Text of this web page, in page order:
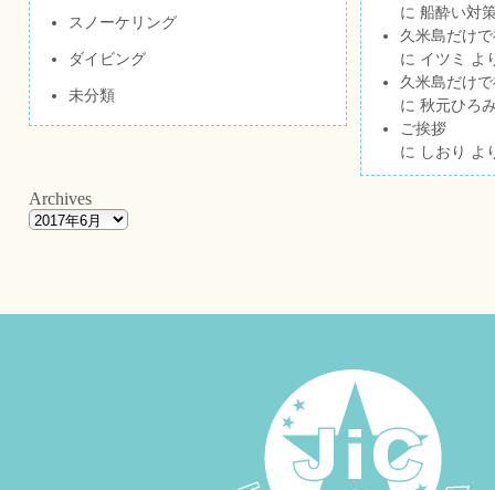
スノーケリング
ダイビング
未分類
に 船酔い対
久米島だけ
に イツミ
よ
久米島だけ
に 秋元ひろ
ご挨拶
に しおり よ
Archives